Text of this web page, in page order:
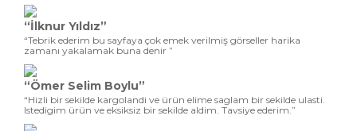
“İlknur Yıldız”
“Tebrik ederim bu sayfaya çok emek verilmiş görseller harika
zamanı yakalamak buna denir ”
“Ömer Selim Boylu”
“Hizli bir sekilde kargolandi ve ürün elime saglam bir sekilde ulasti.
Istedigim ürün ve eksiksiz bir sekilde aldim. Tavsiye ederim.”